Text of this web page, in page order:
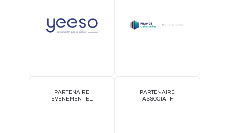
PARTENAIRE
ÉVÉNEMENTIEL
PARTENAIRE
ASSOCIATIF